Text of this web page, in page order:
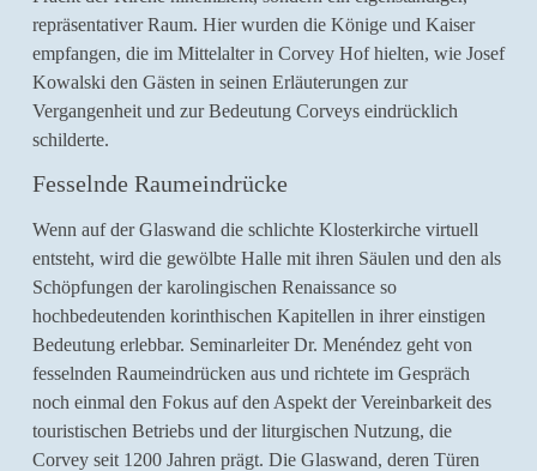
repräsentativer Raum. Hier wurden die Könige und Kaiser
empfangen, die im Mittelalter in Corvey Hof hielten, wie Josef
Kowalski den Gästen in seinen Erläuterungen zur
Vergangenheit und zur Bedeutung Corveys eindrücklich
schilderte.
Fesselnde Raumeindrücke
Wenn auf der Glaswand die schlichte Klosterkirche virtuell
entsteht, wird die gewölbte Halle mit ihren Säulen und den als
Schöpfungen der karolingischen Renaissance so
hochbedeutenden korinthischen Kapitellen in ihrer einstigen
Bedeutung erlebbar. Seminarleiter Dr. Menéndez geht von
fesselnden Raumeindrücken aus und richtete im Gespräch
noch einmal den Fokus auf den Aspekt der Vereinbarkeit des
touristischen Betriebs und der liturgischen Nutzung, die
Corvey seit 1200 Jahren prägt. Die Glaswand, deren Türen